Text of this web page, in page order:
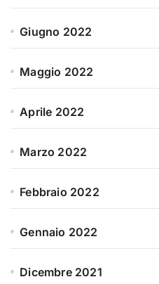
Giugno 2022
Maggio 2022
Aprile 2022
Marzo 2022
Febbraio 2022
Gennaio 2022
Dicembre 2021